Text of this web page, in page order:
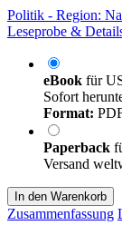
Politik - Region:
Leseprobe &
eBook für
Sofort
Format:
Paperback
Versand
In den Warenkorb
Zusammenfassung